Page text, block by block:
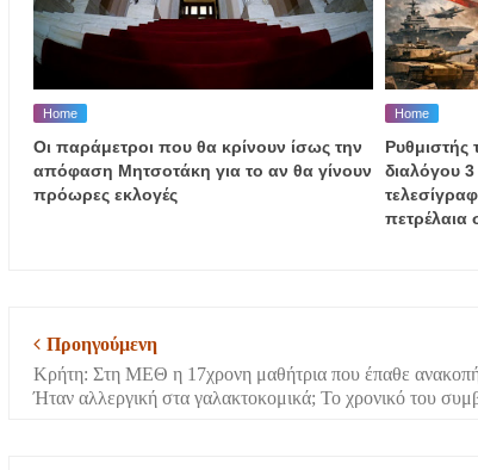
Home
Οι παράμετροι που θα κρίνουν ίσως την
απόφαση Μητσοτάκη για το αν θα γίνουν
πρόωρες εκλογές
Home
Ρυθμιστής
διαλόγου
πετρέλαια
Προηγούμενη
Κρήτη: Στη ΜΕΘ η 17χρονη μαθήτρια που έπαθε
Ήταν αλλεργική στα γαλακτοκομικά; Το χρονικό του